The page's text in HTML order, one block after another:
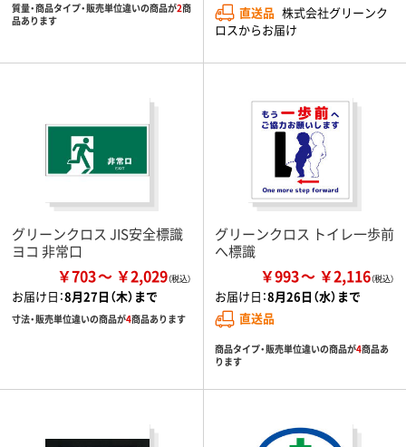
質量・商品タイプ・販売単位違いの商品が2商
品あります
直送品 株式会社グリーンク
ロスからお届け
グリーンクロス JIS安全標識
ヨコ 非常口
￥703 ￥2,029
お届け日：8月27日（木）まで
寸法・販売単位違いの商品が4商品あります
グリーンクロス トイレ一歩前
へ標識
￥993 ￥2,116
お届け日：8月26日（水）まで
直送品
商品タイプ・販売単位違いの商品が4商品あ
ります